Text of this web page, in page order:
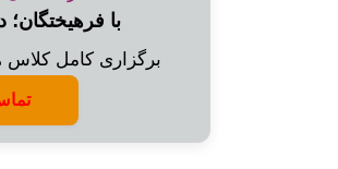
با فرهیختگان؛
برگزاری کامل کلاس